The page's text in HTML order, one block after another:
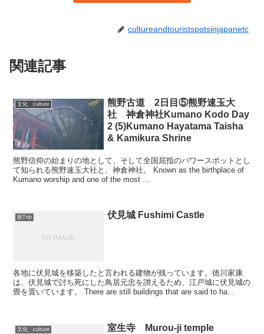
cultureandtouristspotsinjapanetc
関連記事
文化 culture
熊野古道 2日目⑤熊野速玉大
社 神倉神社Kumano Kodo Day
2 (5)Kumano Hayatama Taisha
& Kamikura Shrine
熊野信仰の始まりの地として、そして全国屈指のパワースポットとし
て知られる熊野速玉大社と、神倉神社。 Known as the birthplace of
Kumano worship and one of the most ...
旅Trip 伏見城 Fushimi Castle
各地に伏見城を移築したと言われる建物が残っています。徳川家康
は、伏見城で討ち死にした鳥居元忠を讃えるため、江戸城に伏見城の
畳を置いています。 There are still buildings that are said to ha...
文化 culture 室生寺 Murou-ji temple